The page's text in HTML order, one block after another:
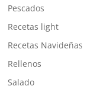
Pescados
Recetas light
Recetas Navideñas
Rellenos
Salado